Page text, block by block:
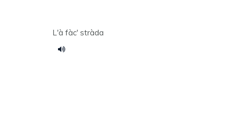
L'à fàc' stràda